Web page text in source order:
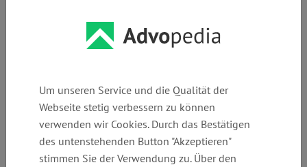
SIMONS | Rechtsanwälte
Telefon:
+49 (0)
893300730
E-Mail:
simons@simons
-law.com
www.simons-
law.eu
Um unseren Service und die Qualität der
Webseite stetig verbessern zu können
verwenden wir Cookies. Durch das Bestätigen
des untenstehenden Button "Akzeptieren"
stimmen Sie der Verwendung zu. Über den